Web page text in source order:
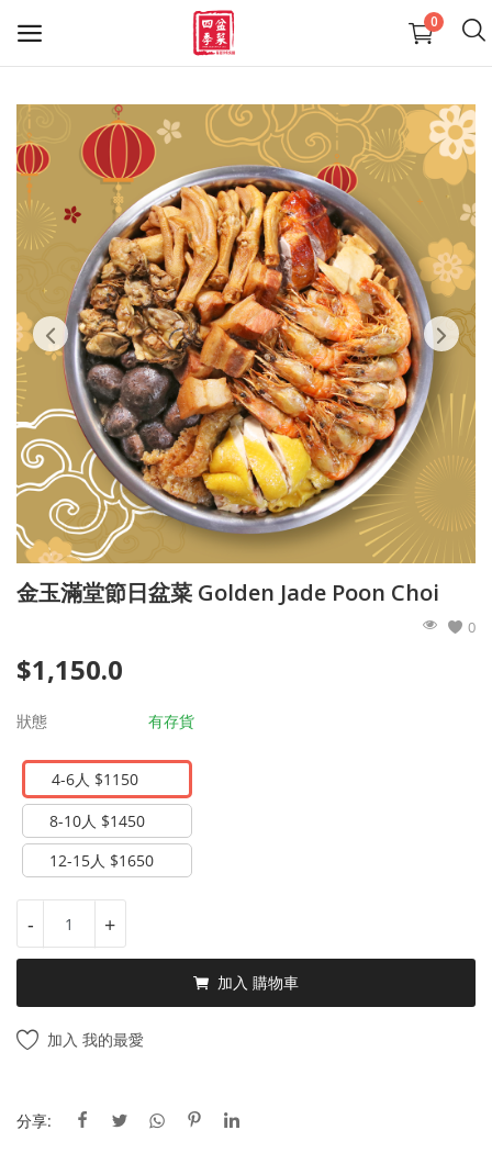
0
精選盆菜
羊腩煲系列
送禮佳品
大型盆菜活動咨詢 熱線24411436
Reservation on large-scale Poon
Choi Party
我的最愛
聯絡我們
公司介紹
登入
Language
金玉滿堂節日盆菜 Golden Jade Poon Choi
0
$1,150.0
狀態 有存貨
4-6人 $1150
8-10人 $1450
12-15人 $1650
- +
加入 購物車
加入 我的最愛
分享: